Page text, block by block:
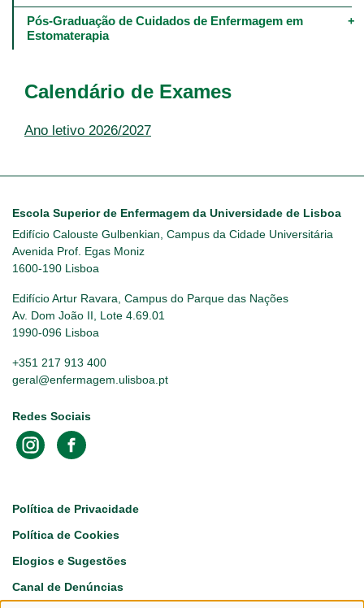
Calendário de Exames
Ano letivo 2026/2027
Pós-Graduação de Cuidados de Enfermagem em
Estomaterapia
Escola Superior de Enfermagem da Universidade de Lisboa
Edifício Calouste Gulbenkian, Campus da Cidade Universitária
Avenida Prof. Egas Moniz
1600-190 Lisboa
Edifício Artur Ravara, Campus do Parque das Nações
Av. Dom João II, Lote 4.69.01
1990-096 Lisboa
+351 217 913 400
geral@enfermagem.ulisboa.pt
Redes Sociais
Footer
Política de Privacidade
Política de Cookies
Elogios e Sugestões
Canal de Denúncias